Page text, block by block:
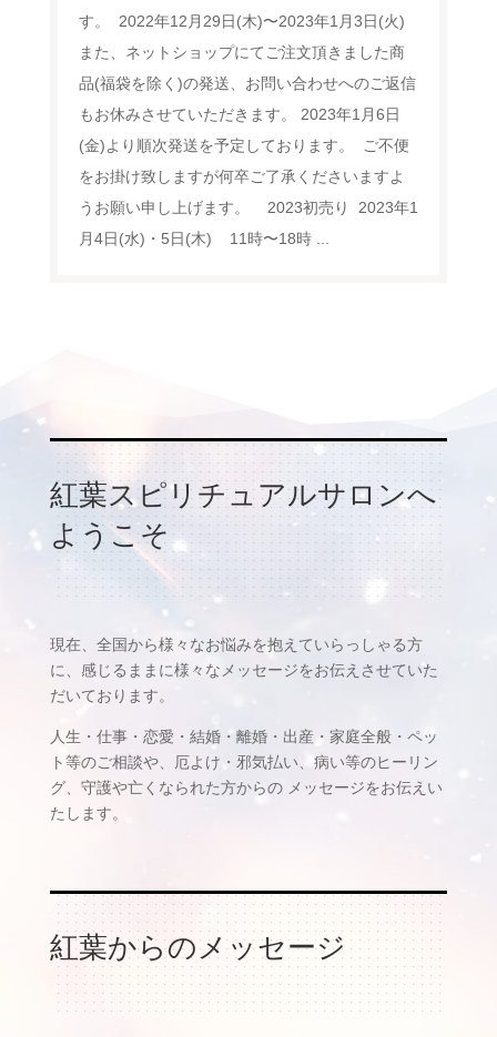
す。 ⁡ 2022年12月29日(木)〜2023年1月3日(火) ⁡
また、ネットショップにてご注文頂きました商
品(福袋を除く)の発送、お問い合わせへのご返信
もお休みさせていただきます。 2023年1月6日
(金)より順次発送を予定しております。 ⁡ ご不便
をお掛け致しますが何卒ご了承くださいますよ
うお願い申し上げます。 ⁡ ⁡ ⁡ 2023初売り ⁡ 2023年1
月4日(水)・5日(木) 11時〜18時 ⁡...
紅葉スピリチュアルサロンへ
ようこそ
現在、全国から様々なお悩みを抱えていらっしゃる方
に、感じるままに様々なメッセージをお伝えさせていた
だいております。
人生・仕事・恋愛・結婚・離婚・出産・家庭全般・ペッ
ト等のご相談や、厄よけ・邪気払い、病い等のヒーリン
グ、守護や亡くなられた方からの メッセージをお伝えい
たします。
紅葉からのメッセージ